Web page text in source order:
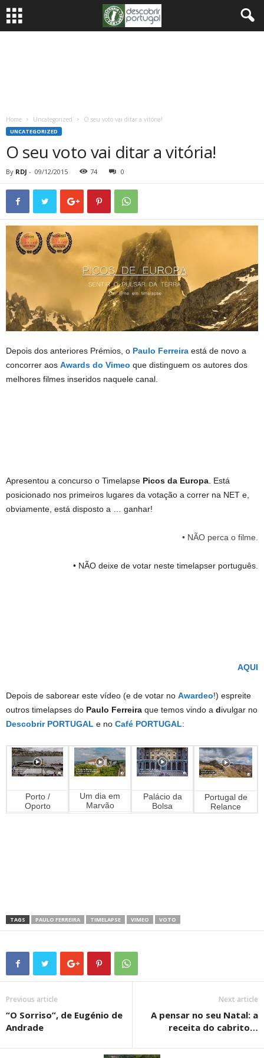
Home Uncategorized O seu voto vai ditar a vitória!
UNCATEGORIZED
O seu voto vai ditar a vitória!
By RDJ - 09/12/2015 74 0
Depois dos anteriores Prémios, o Paulo Ferreira está de novo a
concorrer aos Awards do Vimeo que distinguem os autores dos
melhores filmes inseridos naquele canal.
Apresentou a concurso o Timelapse Picos da Europa. Está
posicionado nos primeiros lugares da votação a correr na NET e,
obviamente, está disposto a … ganhar!
• NÃO perca o filme.
• NÃO deixe de votar neste timelapser português.
AQUI
Depois de saborear este vídeo (e de votar no Awardeo!) espreite
outros timelapses do Paulo Ferreira que temos vindo a divulgar no
Descobrir PORTUGAL e no Café PORTUGAL:
Porto /
Oporto
Um dia em
Marvão
Palácio da
Bolsa
Portugal de
Relance
TAGS PAULO FERREIRA TIMELAPSE VIMEO VOTO
Previous article
“O Sorriso”, de Eugénio de
Andrade
Next article
A pensar no seu Natal: a
receita do cabrito…